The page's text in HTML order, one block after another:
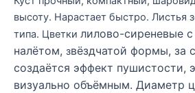
высоту. Нарастает быстро. Листья
типа. Цветки лилово-сиреневые
налётом, звёздчатой формы, за
создаётся эффект пушистости,
визуально объёмным. Диаметр